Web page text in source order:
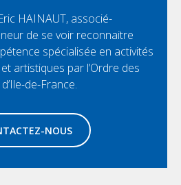
HAINAUT, associé-
de se voir reconnaitre
spécialisée en activités
artistiques par l’Ordre des
de-France.
NOUS